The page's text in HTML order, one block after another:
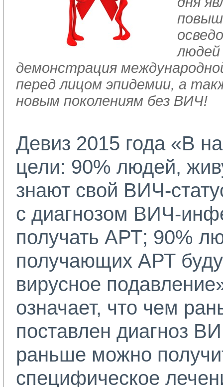
демонстрация
перед лицом эпидемии, а
новым поколениям без ВИЧ!
Девиз 2015 года «В
цели: 90% людей,
знают свой ВИЧ-
с диагнозом ВИЧ-
получать АРТ; 90%
получающих АРТ
вирусное
означает, что чем
поставлен диагноз
раньше можно
специфическое